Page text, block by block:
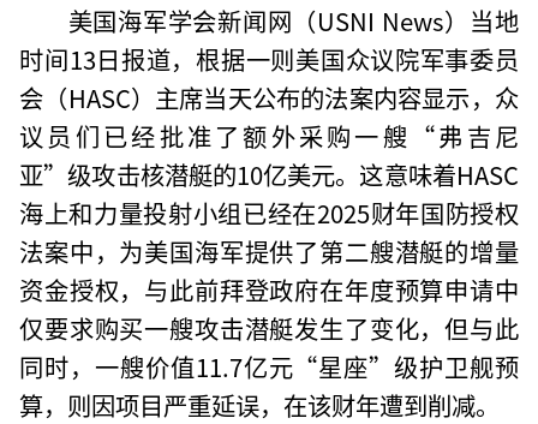
美国海军学会新闻网（USNI News）当地
时间13日报道，根据一则美国众议院军事委员
会（HASC）主席当天公布的法案内容显示，众
议员们已经批准了额外采购一艘“弗吉尼
亚”级攻击核潜艇的10亿美元。这意味着HASC
海上和力量投射小组已经在2025财年国防授权
法案中，为美国海军提供了第二艘潜艇的增量
资金授权，与此前拜登政府在年度预算申请中
仅要求购买一艘攻击潜艇发生了变化，但与此
同时，一艘价值11.7亿元“星座”级护卫舰预
算，则因项目严重延误，在该财年遭到削减。